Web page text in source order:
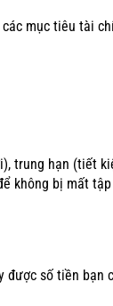
mục tiêu tài
trung hạn (tiết
không bị mất
được số tiền bạn